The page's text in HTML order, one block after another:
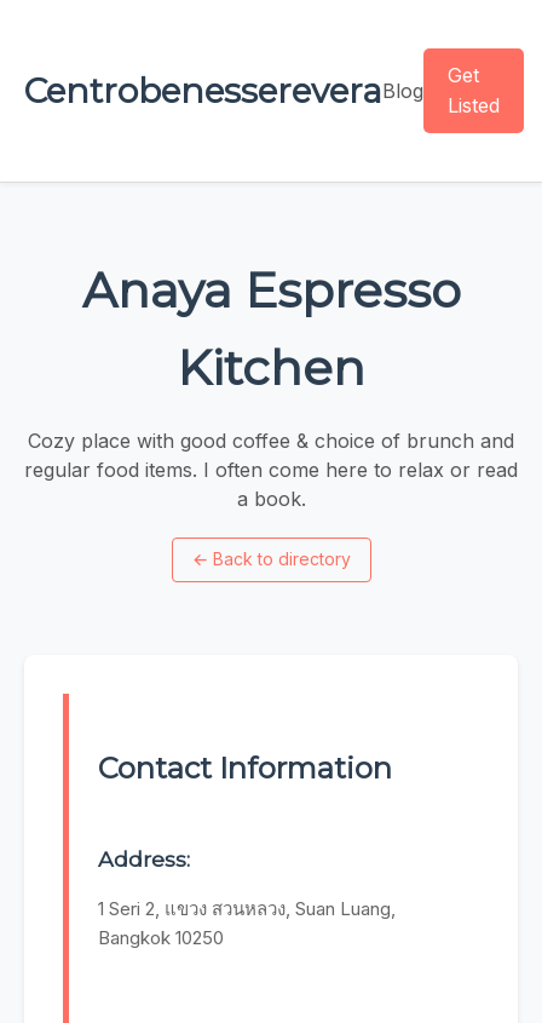
CentrobenessereveraBlog
Get
Listed
Anaya Espresso
Kitchen
Cozy place with good coffee & choice of brunch and
regular food items. I often come here to relax or read
a book.
← Back to directory
Contact Information
Address:
1 Seri 2, แขวง สวนหลวง, Suan Luang,
Bangkok 10250